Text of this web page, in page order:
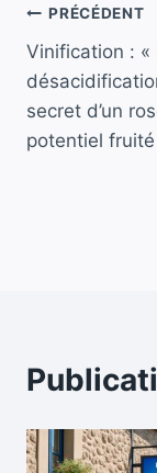
de
l’article
PRÉCÉDENT
Vinification : «
secret d’un
potentiel fruité